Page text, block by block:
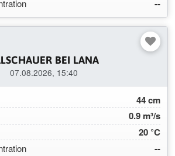
--
anzeigen
BEI LANA
07.08.2026, 15:40
44 cm
0.9 m³/s
20 °C
--